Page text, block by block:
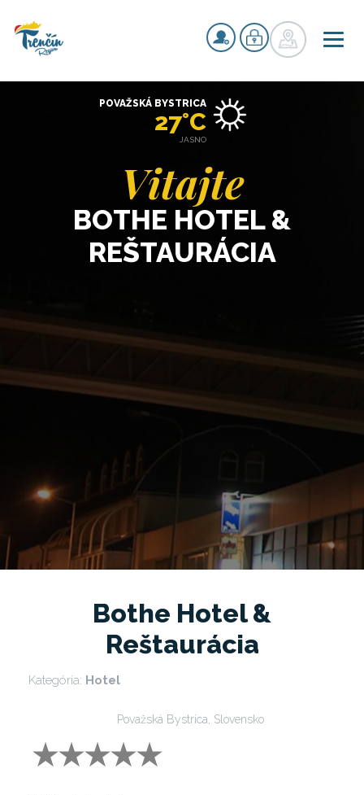
Vitajte
BOTHE HOTEL &
REŠTAURÁCIA
POVAŽSKÁ BYSTRICA
27°C
JASNO
Bothe Hotel &
Reštaurácia
Kategória: Hotel
Považská Bystrica, Slovensko